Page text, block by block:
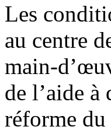
Les
au centre
main-
de l’aide
réforme